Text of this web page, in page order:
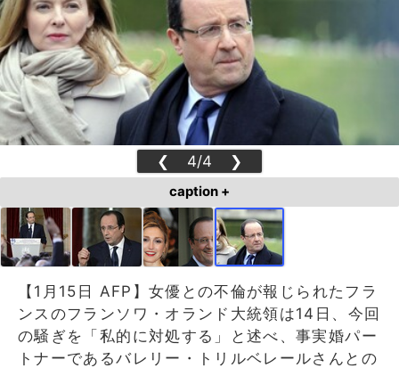
❮ 4/4 ❯
caption +
【1月15日 AFP】女優との不倫が報じられたフラ
ンスのフランソワ・オランド大統領は14日、今回
の騒ぎを「私的に対処する」と述べ、事実婚パー
トナーであるバレリー・トリルベレールさんとの